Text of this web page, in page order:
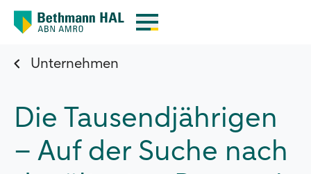
Unternehmen
Die Tausendjährigen
– Auf der Suche nach